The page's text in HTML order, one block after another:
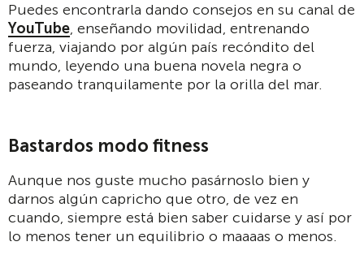
Puedes encontrarla dando consejos en su canal de
YouTube, enseñando movilidad, entrenando
fuerza, viajando por algún país recóndito del
mundo, leyendo una buena novela negra o
paseando tranquilamente por la orilla del mar.
Bastardos modo fitness
Aunque nos guste mucho pasárnoslo bien y
darnos algún capricho que otro, de vez en
cuando, siempre está bien saber cuidarse y así por
lo menos tener un equilibrio o maaaas o menos.